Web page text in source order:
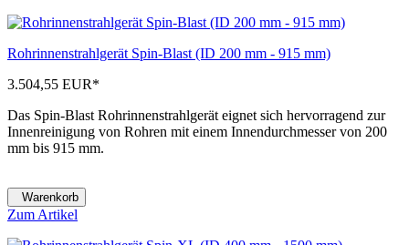
Rohrinnenstrahlgerät Spin-Blast (ID 200 mm - 915 mm)
3.504,55 EUR*
Das Spin-Blast Rohrinnenstrahlgerät eignet sich hervorragend zur
Innenreinigung von Rohren mit einem Innendurchmesser von 200
mm bis 915 mm.
Warenkorb
Zum Artikel